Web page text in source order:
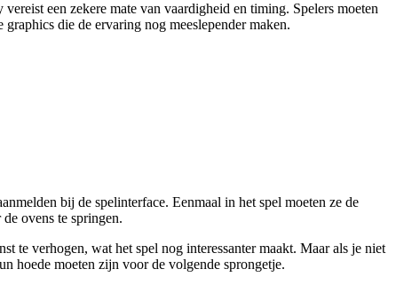
een zekere mate van vaardigheid en timing. Spelers moeten
die de ervaring nog meeslepender maken.
bij de spelinterface. Eenmaal in het spel moeten ze de
ovens te springen.
te verhogen, wat het spel nog interessanter maakt. Maar als je niet
hoede moeten zijn voor de volgende sprongetje.